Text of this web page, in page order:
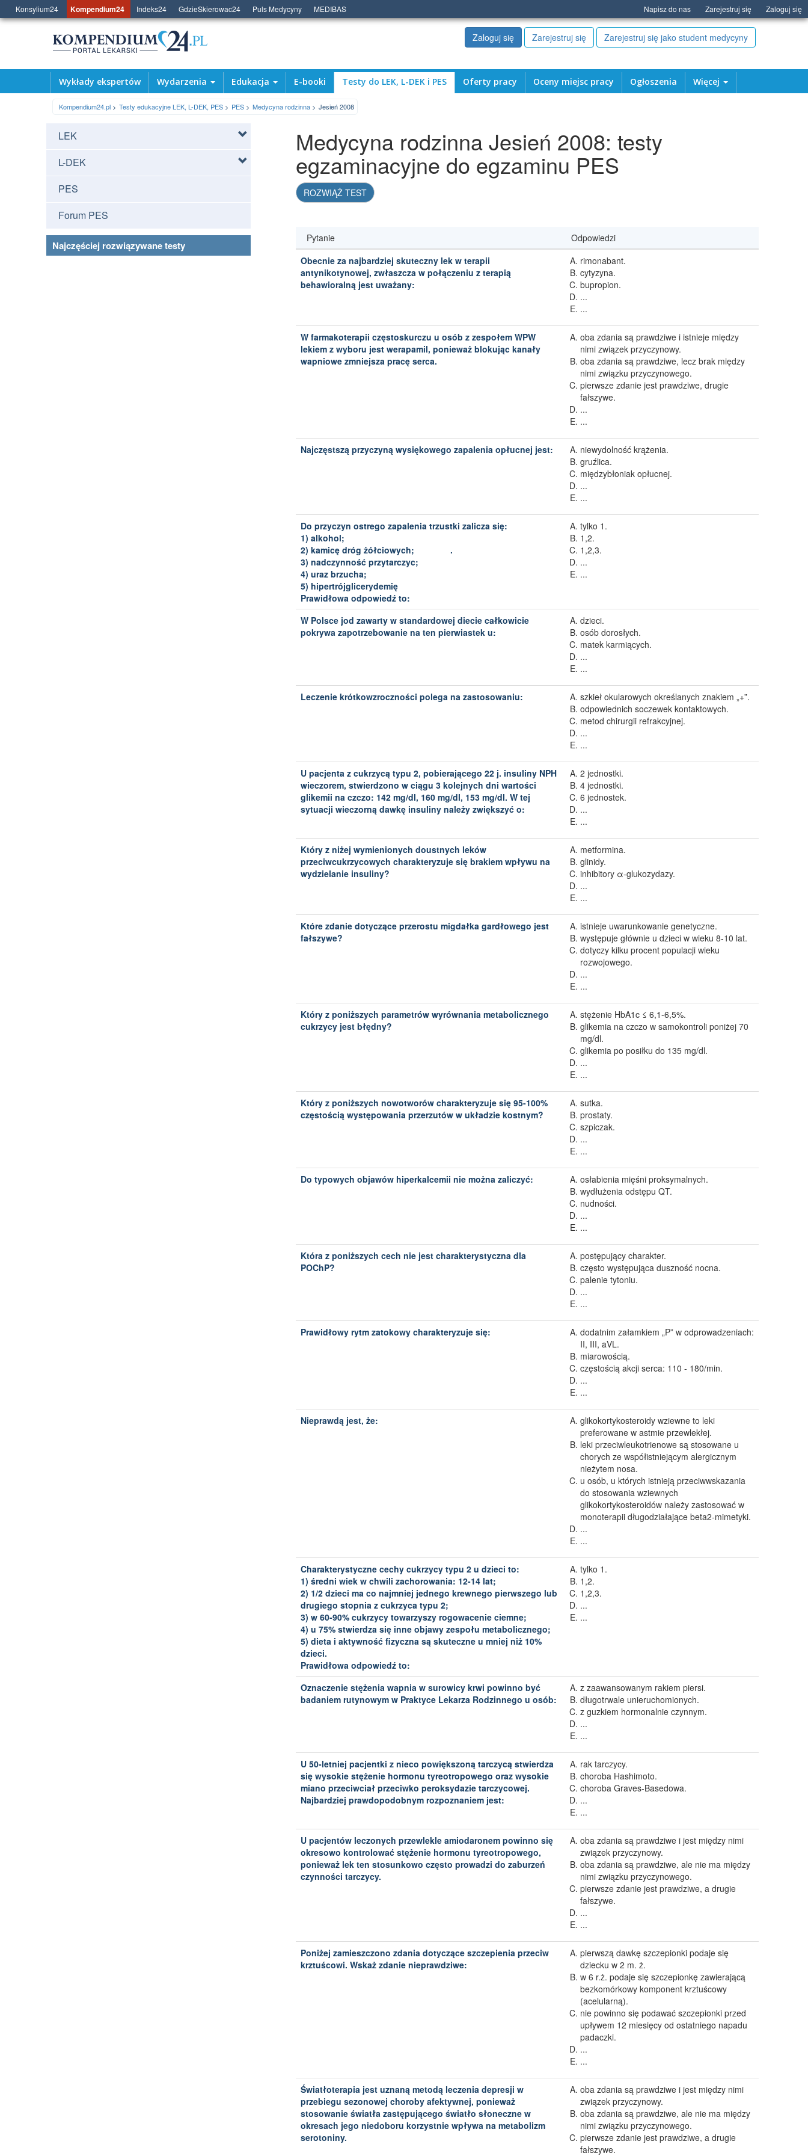
Konsylium24 Kompendium24 Indeks24 GdzieSkierowac24 Puls Medycyny MEDIBAS Napisz do nas Zarejestruj się Zaloguj się
Zaloguj się Zarejestruj się Zarejestruj się jako student medycyny
Wykłady ekspertów Wydarzenia Edukacja E-booki Testy do LEK, L-DEK i PES Oferty pracy Oceny miejsc pracy Ogłoszenia Więcej
Kompendium24.pl Testy edukacyjne LEK, L-DEK, PES PES Medycyna rodzinna Jesień 2008
Medycyna rodzinna Jesień 2008: testy
egzaminacyjne do egzaminu PES
ROZWIĄŻ TEST
Pytanie
Odpowiedzi
Obecnie za najbardziej skuteczny lek w terapii
antynikotynowej, zwłaszcza w połączeniu z terapią
behawioralną jest uważany:
rimonabant.
cytyzyna.
bupropion.
...
...
W farmakoterapii częstoskurczu u osób z zespołem WPW
lekiem z wyboru jest werapamil, ponieważ blokując kanały
wapniowe zmniejsza pracę serca.
oba zdania są prawdziwe i istnieje między
nimi związek przyczynowy.
oba zdania są prawdziwe, lecz brak między
nimi związku przyczynowego.
pierwsze zdanie jest prawdziwe, drugie
fałszywe.
...
...
Najczęstszą przyczyną wysiękowego zapalenia opłucnej jest:
niewydolność krążenia.
gruźlica.
międzybłoniak opłucnej.
...
...
Do przyczyn ostrego zapalenia trzustki zalicza się:
1) alkohol;
2) kamicę dróg żółciowych; .
3) nadczynność przytarczyc;
4) uraz brzucha;
5) hipertrójglicerydemię
Prawidłowa odpowiedź to:
tylko 1.
1,2.
1,2,3.
...
...
W Polsce jod zawarty w standardowej diecie całkowicie
pokrywa zapotrzebowanie na ten pierwiastek u:
dzieci.
osób dorosłych.
matek karmiących.
...
...
Leczenie krótkowzroczności polega na zastosowaniu:
szkieł okularowych określanych znakiem „+”.
odpowiednich soczewek kontaktowych.
metod chirurgii refrakcyjnej.
...
...
U pacjenta z cukrzycą typu 2, pobierającego 22 j. insuliny NPH
wieczorem, stwierdzono w ciągu 3 kolejnych dni wartości
glikemii na czczo: 142 mg/dl, 160 mg/dl, 153 mg/dl. W tej
sytuacji wieczorną dawkę insuliny należy zwiększyć o:
2 jednostki.
4 jednostki.
6 jednostek.
...
...
Który z niżej wymienionych doustnych leków
przeciwcukrzycowych charakteryzuje się brakiem wpływu na
wydzielanie insuliny?
metformina.
glinidy.
inhibitory α-glukozydazy.
...
...
Które zdanie dotyczące przerostu migdałka gardłowego jest
fałszywe?
istnieje uwarunkowanie genetyczne.
występuje głównie u dzieci w wieku 8-10 lat.
dotyczy kilku procent populacji wieku
rozwojowego.
...
...
Który z poniższych parametrów wyrównania metabolicznego
cukrzycy jest błędny?
stężenie HbA1c ≤ 6,1-6,5%.
glikemia na czczo w samokontroli poniżej 70
mg/dl.
glikemia po posiłku do 135 mg/dl.
...
...
Który z poniższych nowotworów charakteryzuje się 95-100%
częstością występowania przerzutów w układzie kostnym?
sutka.
prostaty.
szpiczak.
...
...
Do typowych objawów hiperkalcemii nie można zaliczyć:
osłabienia mięśni proksymalnych.
wydłużenia odstępu QT.
nudności.
...
...
Która z poniższych cech nie jest charakterystyczna dla
POChP?
postępujący charakter.
często występująca duszność nocna.
palenie tytoniu.
...
...
Prawidłowy rytm zatokowy charakteryzuje się:
dodatnim załamkiem „P” w odprowadzeniach:
II, III, aVL.
miarowością.
częstością akcji serca: 110 - 180/min.
...
...
Nieprawdą jest, że:
glikokortykosteroidy wziewne to leki
preferowane w astmie przewlekłej.
leki przeciwleukotrienowe są stosowane u
chorych ze współistniejącym alergicznym
nieżytem nosa.
u osób, u których istnieją przeciwwskazania
do stosowania wziewnych
glikokortykosteroidów należy zastosować w
monoterapii długodziałające beta2-mimetyki.
...
...
Charakterystyczne cechy cukrzycy typu 2 u dzieci to:
1) średni wiek w chwili zachorowania: 12-14 lat;
2) 1/2 dzieci ma co najmniej jednego krewnego pierwszego lub
drugiego stopnia z cukrzyca typu 2;
3) w 60-90% cukrzycy towarzyszy rogowacenie ciemne;
4) u 75% stwierdza się inne objawy zespołu metabolicznego;
5) dieta i aktywność fizyczna są skuteczne u mniej niż 10%
dzieci.
Prawidłowa odpowiedź to:
tylko 1.
1,2.
1,2,3.
...
...
Oznaczenie stężenia wapnia w surowicy krwi powinno być
badaniem rutynowym w Praktyce Lekarza Rodzinnego u osób:
z zaawansowanym rakiem piersi.
długotrwale unieruchomionych.
z guzkiem hormonalnie czynnym.
...
...
U 50-letniej pacjentki z nieco powiększoną tarczycą stwierdza
się wysokie stężenie hormonu tyreotropowego oraz wysokie
miano przeciwciał przeciwko peroksydazie tarczycowej.
Najbardziej prawdopodobnym rozpoznaniem jest:
rak tarczycy.
choroba Hashimoto.
choroba Graves-Basedowa.
...
...
U pacjentów leczonych przewlekle amiodaronem powinno się
okresowo kontrolować stężenie hormonu tyreotropowego,
ponieważ lek ten stosunkowo często prowadzi do zaburzeń
czynności tarczycy.
oba zdania są prawdziwe i jest między nimi
związek przyczynowy.
oba zdania są prawdziwe, ale nie ma między
nimi związku przyczynowego.
pierwsze zdanie jest prawdziwe, a drugie
fałszywe.
...
...
Poniżej zamieszczono zdania dotyczące szczepienia przeciw
krztuścowi. Wskaż zdanie nieprawdziwe:
pierwszą dawkę szczepionki podaje się
dziecku w 2 m. ż.
w 6 r.ż. podaje się szczepionkę zawierającą
bezkomórkowy komponent krztuścowy
(acelularną).
nie powinno się podawać szczepionki przed
upływem 12 miesięcy od ostatniego napadu
padaczki.
...
...
Światłoterapia jest uznaną metodą leczenia depresji w
przebiegu sezonowej choroby afektywnej, ponieważ
stosowanie światła zastępującego światło słoneczne w
okresach jego niedoboru korzystnie wpływa na metabolizm
serotoniny.
oba zdania są prawdziwe i jest między nimi
związek przyczynowy.
oba zdania są prawdziwe, ale nie ma między
nimi związku przyczynowego.
pierwsze zdanie jest prawdziwe, a drugie
fałszywe.
LEK
L-DEK
PES
Forum PES
Najczęściej rozwiązywane testy